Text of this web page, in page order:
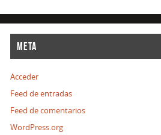
META
Acceder
Feed de entradas
Feed de comentarios
WordPress.org